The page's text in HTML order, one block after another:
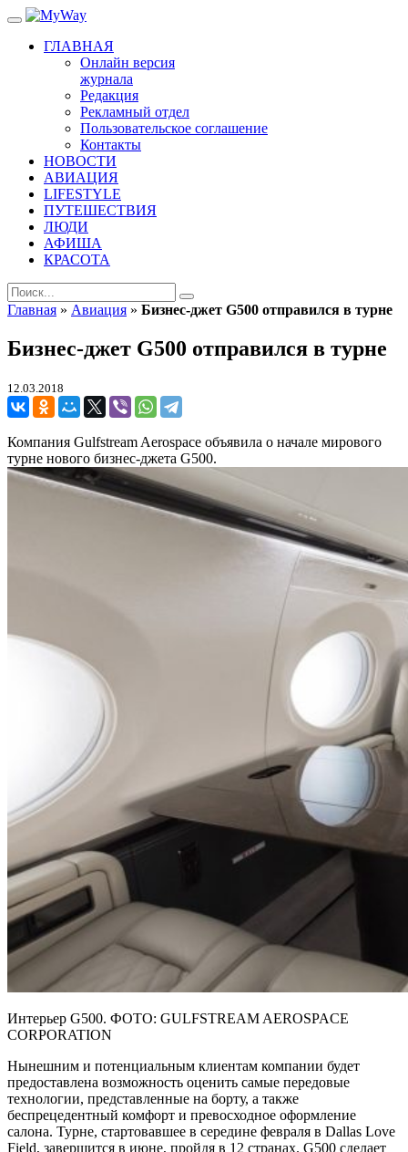
ГЛАВНАЯ
Онлайн версия
журнала
Редакция
Рекламный отдел
Пользовательское соглашение
Контакты
НОВОСТИ
АВИАЦИЯ
LIFESTYLE
ПУТЕШЕСТВИЯ
ЛЮДИ
АФИША
КРАСОТА
Главная » Авиация » Бизнес-джет G500 отправился в турне
Бизнес-джет G500 отправился в турне
12.03.2018
Компания Gulfstream Aerospace объявила о начале мирового
турне нового бизнес-джета G500.
Интерьер G500. ФОТО: GULFSTREAM AEROSPACE
CORPORATION
Нынешним и потенциальным клиентам компании будет
предоставлена возможность оценить самые передовые
технологии, представленные на борту, а также
беспрецедентный комфорт и превосходное оформление
салона. Турне, стартовавшее в середине февраля в Dallas Love
Field, завершится в июне, пройдя в 12 странах. G500 сделает